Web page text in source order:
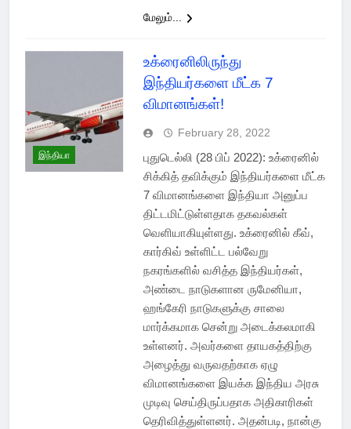
மேலும்...
இந்தியா
உக்ரைனிலிருந்து
இந்தியர்களை மீட்க 7
விமானங்கள்!
February 28, 2022
புதுடெல்லி (28 பிப் 2022): உக்ரைனில்
சிக்கித் தவிக்கும் இந்தியர்களை மீட்க
7 விமானங்களை இந்தியா அனுப்ப
திட்டமிட்டுள்ளதாக தகவல்கள்
வெளியாகியுள்ளது. உக்ரைனில் கீவ்,
கார்கிவ் உள்ளிட்ட பல்வேறு
நகரங்களில் வசித்த இந்தியர்கள்,
அண்டை நாடுகளான ருமேனியா,
ஹங்கேரி நாடுகளுக்கு சாலை
மார்க்கமாக சென்று அடைக்கலமாகி
உள்ளனர். அவர்களை தாயகத்திற்கு
அழைத்து வருவதற்காக ஏழு
விமானங்களை இயக்க இந்திய அரசு
முடிவு செய்திருப்பதாக அதிகாரிகள்
தெரிவித்துள்ளனர். அதன்படி, நான்கு